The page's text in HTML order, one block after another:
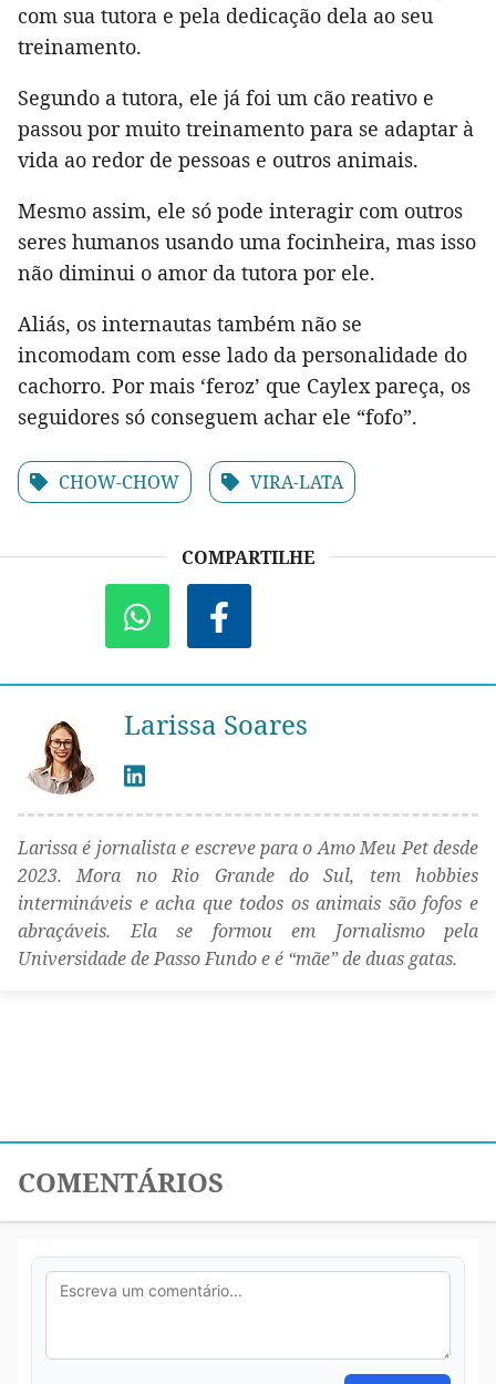
com sua tutora e pela dedicação dela ao seu
treinamento.
Segundo a tutora, ele já foi um cão reativo e
passou por muito treinamento para se adaptar à
vida ao redor de pessoas e outros animais.
Mesmo assim, ele só pode interagir com outros
seres humanos usando uma focinheira, mas isso
não diminui o amor da tutora por ele.
Aliás, os internautas também não se
incomodam com esse lado da personalidade do
cachorro. Por mais ‘feroz’ que Caylex pareça, os
seguidores só conseguem achar ele “fofo”.
CHOW-CHOW VIRA-LATA
COMPARTILHE
Larissa Soares
Larissa é jornalista e escreve para o Amo Meu Pet desde
2023. Mora no Rio Grande do Sul, tem hobbies
intermináveis e acha que todos os animais são fofos e
abraçáveis. Ela se formou em Jornalismo pela
Universidade de Passo Fundo e é “mãe” de duas gatas.
COMENTÁRIOS